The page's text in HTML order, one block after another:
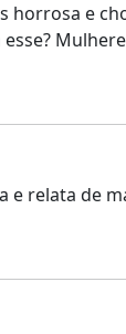
horrosa e
e relata de